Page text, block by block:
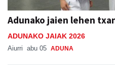
Adunako jaien lehen
ADUNAKO JAIAK 2026
Aiurri abu 05 ADUNA